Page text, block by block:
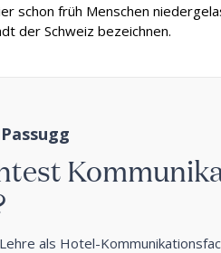
schon früh Menschen
der Schweiz bezeichnen.
als Hotel-